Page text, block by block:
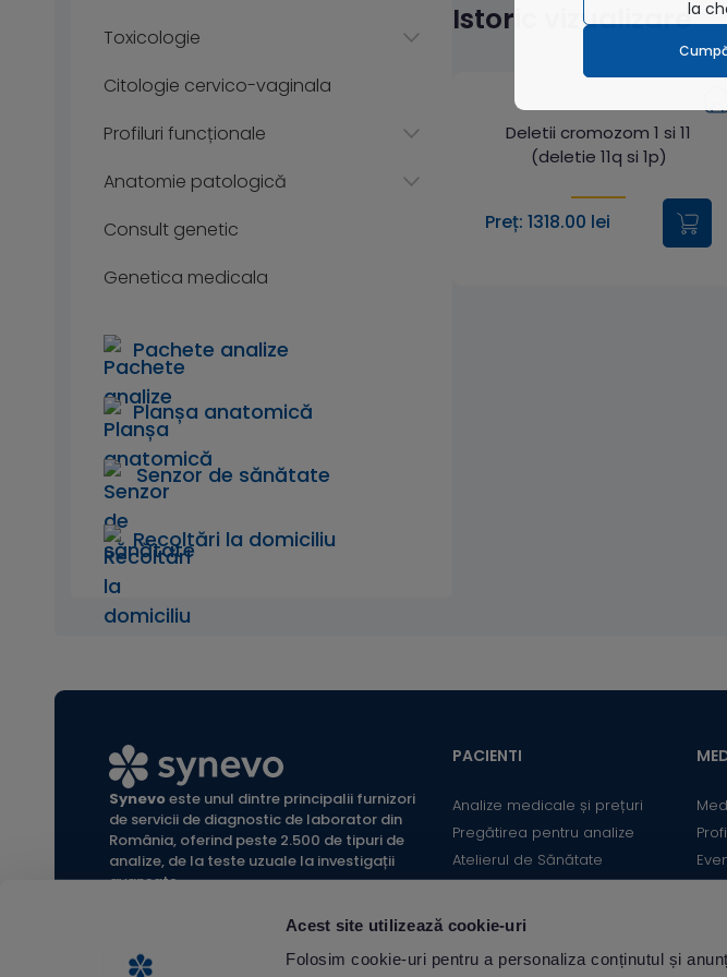
Acest site utilizează cookie-uri
Folosim cookie-uri pentru a personaliza conținutul și
Toxicologie
Citologie cervico-vaginala
Profiluri funcționale
Anatomie patologică
Consult genetic
Genetica medicala
Pachete analize
Planșa anatomică
Senzor de sănătate
Recoltări la domiciliu
Istoric vizualizare
Deletii cromozom 1 si 11
(deletie 11q si 1p)
Preț: 1318.00 lei
Synevoeste unul dintre principalii furnizori
de servicii de diagnostic de laborator din
România, oferind peste 2.500 de tipuri de
analize, de la teste uzuale la investigații
avansate.
Termeni și condiții website |
PACIENTI
Analize medicale și prețuri
Pregătirea pentru analize
Atelierul de Sănătate
Informații utile
Locații
la